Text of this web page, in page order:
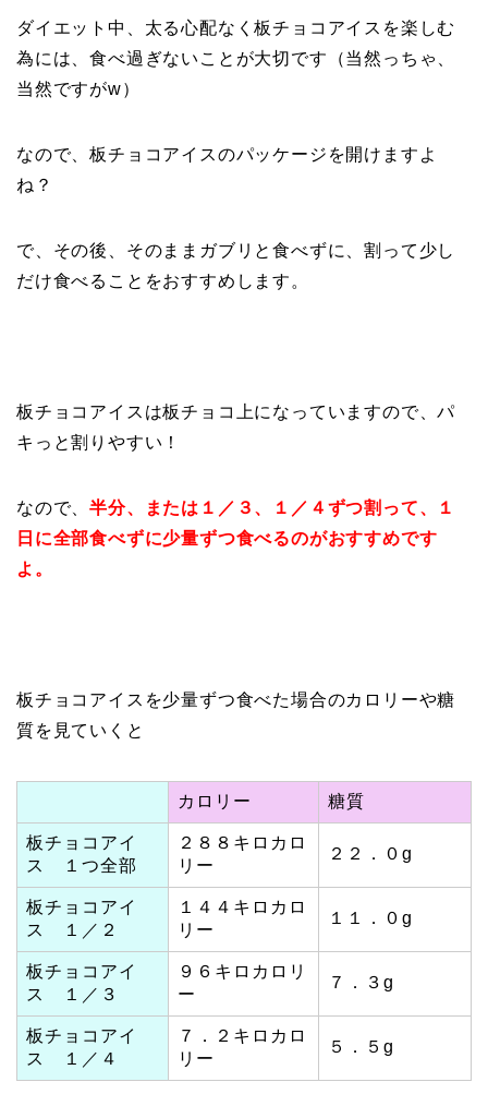
ダイエット中、太る心配なく板チョコアイスを楽しむ
為には、食べ過ぎないことが大切です（当然っちゃ、
当然ですがw）
なので、板チョコアイスのパッケージを開けますよ
ね？
で、その後、そのままガブリと食べずに、割って少し
だけ食べることをおすすめします。
板チョコアイスは板チョコ上になっていますので、パ
キっと割りやすい！
なので、半分、または１／３、１／４ずつ割って、１
日に全部食べずに少量ずつ食べるのがおすすめです
よ。
板チョコアイスを少量ずつ食べた場合のカロリーや糖
質を見ていくと
カロリー 糖質
板チョコアイ
ス １つ全部
２８８キロカロ
リー
２２．０g
板チョコアイ
ス １／２
１４４キロカロ
リー
１１．０g
板チョコアイ
ス １／３
９６キロカロリ
ー
７．３g
板チョコアイ
ス １／４
７．２キロカロ
リー
５．５g